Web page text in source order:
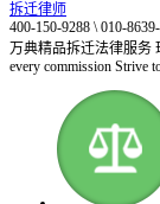
拆迁律师
400-150-9288 \ 010-
万典精品拆迁法律服务
every commission Strive